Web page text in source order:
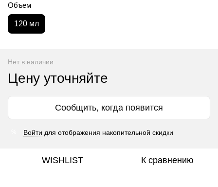
Объем
120 мл
Нет в наличии
Цену уточняйте
Сообщить, когда появится
Войти для отображения накопительной скидки
WISHLIST К сравнению